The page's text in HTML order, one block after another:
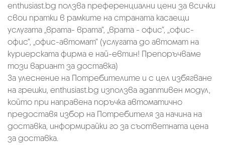
enthusiast.bg ползва преференциални цени за всички
свои пратки в рамките на страната касаещи
услугата „врата- врата“, „врата - офис“, „oфис-
офис“, „офис-автомат“ (услугата до автомат на
куриерската фирма е най-евтин! Препоръчваме
този вариант за доставка)
За улеснение на Потребителите и с цел избягване
на грешки, enthusiast.bg използва адаптивен модул,
който при направена поръчка автоматично
предоставя избор на Потребителя за начина на
доставка, информирайки го за съответната цена
за доставка.